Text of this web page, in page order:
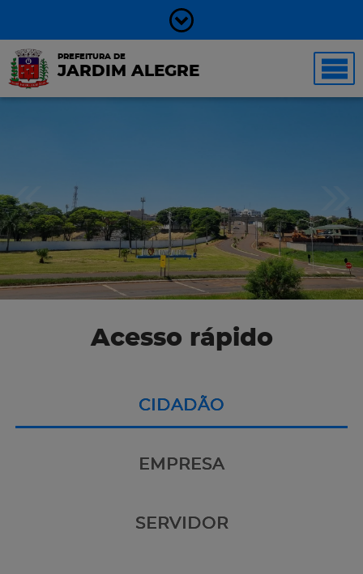
PREFEITURA DE
JARDIM ALEGRE
Acesso rápido
CIDADÃO
EMPRESA
SERVIDOR